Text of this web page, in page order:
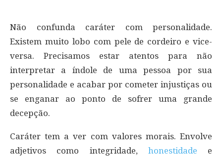
Não confunda caráter com personalidade.
Existem muito lobo com pele de cordeiro e vice-
versa. Precisamos estar atentos para não
interpretar a índole de uma pessoa por sua
personalidade e acabar por cometer injustiças ou
se enganar ao ponto de sofrer uma grande
decepção.
Caráter tem a ver com valores morais. Envolve
adjetivos como integridade, honestidade e